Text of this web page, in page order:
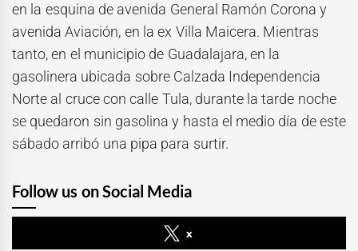
en la esquina de avenida General Ramón Corona y
avenida Aviación, en la ex Villa Maicera. Mientras
tanto, en el municipio de Guadalajara, en la
gasolinera ubicada sobre Calzada Independencia
Norte al cruce con calle Tula, durante la tarde noche
se quedaron sin gasolina y hasta el medio día de este
sábado arribó una pipa para surtir.
Follow us on Social Media
x